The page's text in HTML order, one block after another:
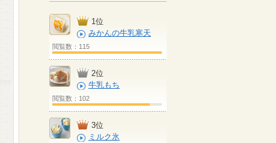
1位
みかんの牛乳寒天
閲覧数：115
2位
牛乳もち
閲覧数：102
3位
ミルク氷